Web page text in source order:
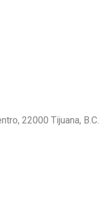
22000 Tijuana, B.C.